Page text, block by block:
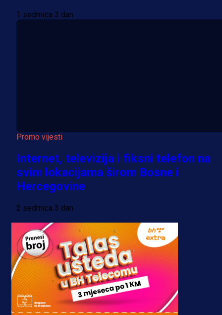
1 sedmica 3 dan
Promo vijesti
Internet, televizija i fiksni telefon na
svim lokacijama širom Bosne i
Hercegovine
2 sedmica 3 dan